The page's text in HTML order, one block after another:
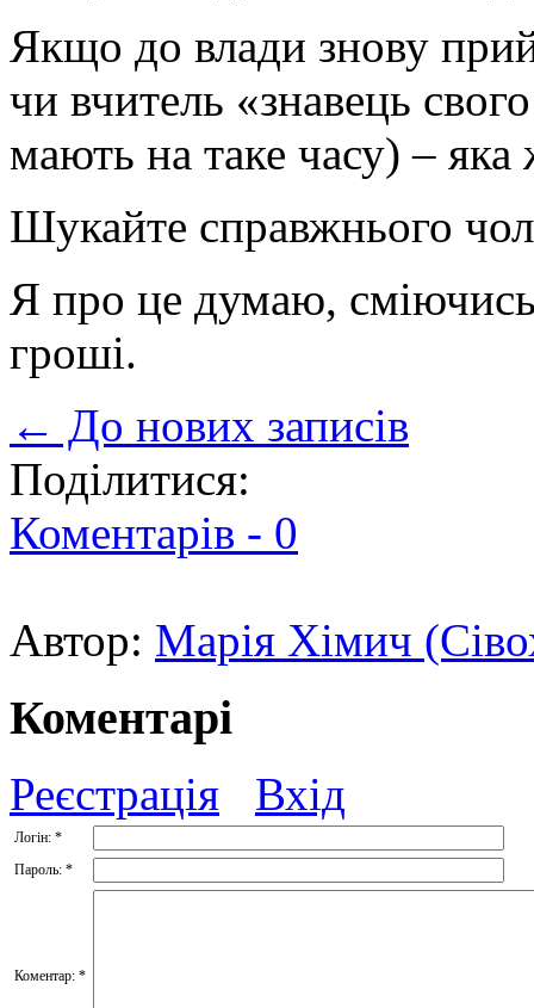
Якщо до влади знову
чи вчитель «знавець
мають на таке часу) –
Шукайте справжнього
Я про це думаю,
гроші.
← До нових записів
Поділитися:
Коментарів - 0
Автор: Марія Хімич
Коментарі
Реєстрація Вхід
Логін: *
Пароль: *
Коментар: *